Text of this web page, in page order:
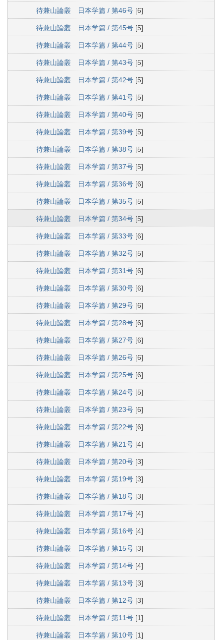
待兼山論叢 日本学篇 / 第46号 [6]
待兼山論叢 日本学篇 / 第45号 [5]
待兼山論叢 日本学篇 / 第44号 [5]
待兼山論叢 日本学篇 / 第43号 [5]
待兼山論叢 日本学篇 / 第42号 [5]
待兼山論叢 日本学篇 / 第41号 [5]
待兼山論叢 日本学篇 / 第40号 [6]
待兼山論叢 日本学篇 / 第39号 [5]
待兼山論叢 日本学篇 / 第38号 [5]
待兼山論叢 日本学篇 / 第37号 [5]
待兼山論叢 日本学篇 / 第36号 [6]
待兼山論叢 日本学篇 / 第35号 [5]
待兼山論叢 日本学篇 / 第34号 [5]
待兼山論叢 日本学篇 / 第33号 [6]
待兼山論叢 日本学篇 / 第32号 [5]
待兼山論叢 日本学篇 / 第31号 [6]
待兼山論叢 日本学篇 / 第30号 [6]
待兼山論叢 日本学篇 / 第29号 [6]
待兼山論叢 日本学篇 / 第28号 [6]
待兼山論叢 日本学篇 / 第27号 [6]
待兼山論叢 日本学篇 / 第26号 [6]
待兼山論叢 日本学篇 / 第25号 [6]
待兼山論叢 日本学篇 / 第24号 [5]
待兼山論叢 日本学篇 / 第23号 [6]
待兼山論叢 日本学篇 / 第22号 [6]
待兼山論叢 日本学篇 / 第21号 [4]
待兼山論叢 日本学篇 / 第20号 [3]
待兼山論叢 日本学篇 / 第19号 [3]
待兼山論叢 日本学篇 / 第18号 [3]
待兼山論叢 日本学篇 / 第17号 [4]
待兼山論叢 日本学篇 / 第16号 [4]
待兼山論叢 日本学篇 / 第15号 [3]
待兼山論叢 日本学篇 / 第14号 [4]
待兼山論叢 日本学篇 / 第13号 [3]
待兼山論叢 日本学篇 / 第12号 [3]
待兼山論叢 日本学篇 / 第11号 [1]
待兼山論叢 日本学篇 / 第10号 [1]